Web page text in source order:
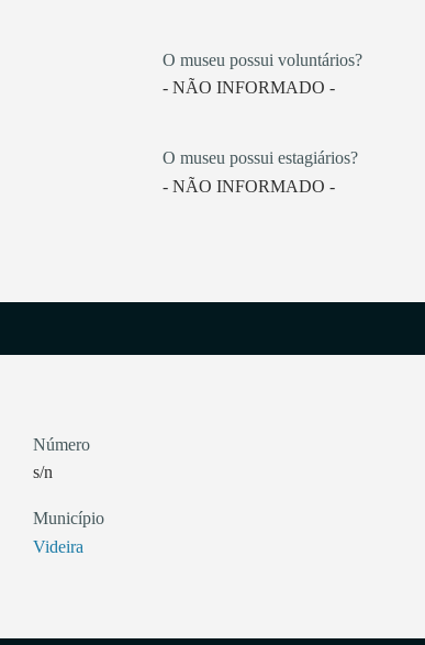
O museu possui voluntários?
- NÃO INFORMADO -
O museu possui estagiários?
- NÃO INFORMADO -
Número
s/n
Município
Videira